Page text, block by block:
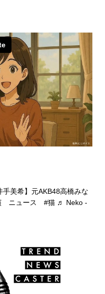
美希】元AKB48高橋みな
ニュース #猫 ♬ Neko -